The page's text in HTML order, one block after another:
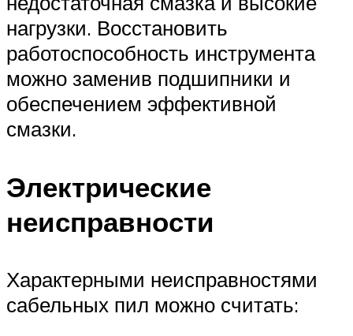
нагрузки. Восстановить
работоспособность инструмента
можно заменив подшипники и
обеспечением эффективной
смазки.
Электрические
неисправности
Характерными неисправностями
сабельных пил можно считать: